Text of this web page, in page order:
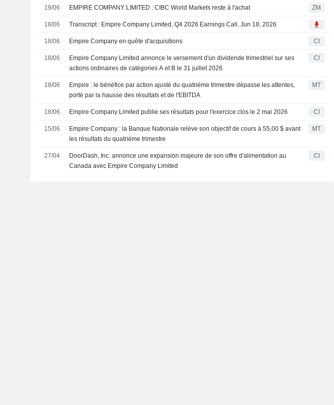
19/06 EMPIRE COMPANY LIMITED : CIBC World Markets reste à l'achat ZM
18/06 Transcript : Empire Company Limited, Q4 2026 Earnings Call, Jun 18, 2026
18/06 Empire Company en quête d'acquisitions CI
18/06
Empire Company Limited annonce le versement d'un dividende trimestriel sur ses
actions ordinaires de catégories A et B le 31 juillet 2026
CI
18/06
Empire : le bénéfice par action ajusté du quatrième trimestre dépasse les attentes,
porté par la hausse des résultats et de l'EBITDA
MT
18/06 Empire Company Limited publie ses résultats pour l'exercice clos le 2 mai 2026 CI
15/06
Empire Company : la Banque Nationale relève son objectif de cours à 55,00 $ avant
les résultats du quatrième trimestre
MT
27/04
DoorDash, Inc. annonce une expansion majeure de son offre d'alimentation au
Canada avec Empire Company Limited
CI